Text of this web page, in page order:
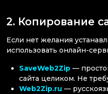
2. Копирование
Если нет желания
использовать онлайн-
SaveWeb2Zip —
сайта целиком. Не
Web2Zip.ru —